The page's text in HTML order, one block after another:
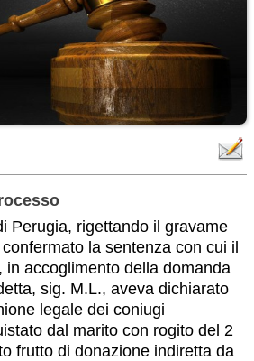
Perugia, rigettando il gravame
la sentenza con cui il
in accoglimento della domanda
sig. M.L., aveva dichiarato
legale dei coniugi
dal marito con rogito del 2
frutto di donazione indiretta da